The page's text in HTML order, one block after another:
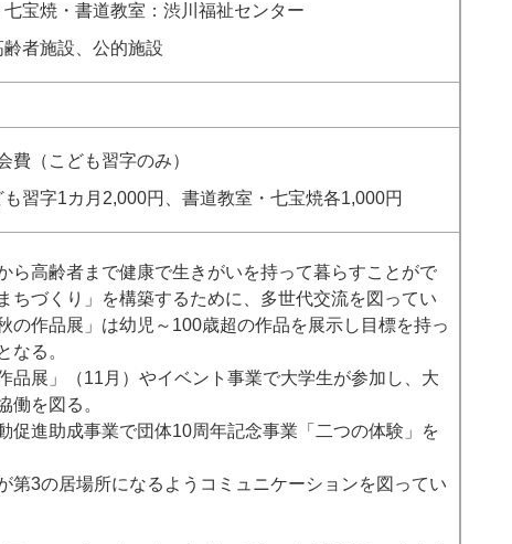
七宝焼・書道教室：渋川福祉センター
者施設、公的施設
費（こども習字のみ）
習字1カ月2,000円、書道教室・七宝焼各1,000円
ら高齢者まで健康で生きがいを持って暮らすことがで
ちづくり」を構築するために、多世代交流を図ってい
の作品展」は幼児～100歳超の作品を展示し目標を持っ
なる。
品展」（11月）やイベント事業で大学生が参加し、大
働を図る。
促進助成事業で団体10周年記念事業「二つの体験」を
第3の居場所になるようコミュニケーションを図ってい